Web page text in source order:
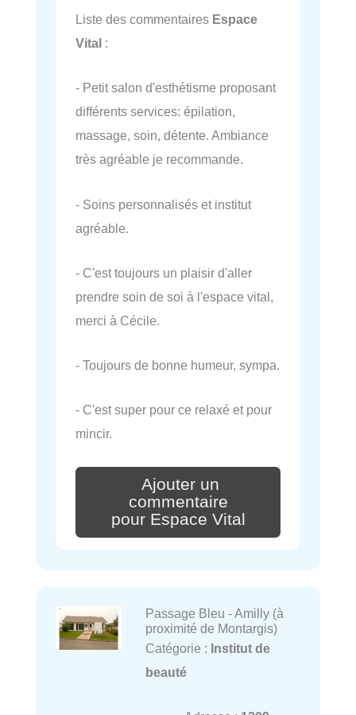
Liste des commentaires Espace
Vital :
- Petit salon d'esthétisme proposant
différents services: épilation,
massage, soin, détente. Ambiance
très agréable je recommande.
- Soins personnalisés et institut
agréable.
- C'est toujours un plaisir d'aller
prendre soin de soi à l'espace vital,
merci à Cécile.
- Toujours de bonne humeur, sympa.
- C'est super pour ce relaxé et pour
mincir.
Ajouter un
commentaire
pour Espace Vital
Passage Bleu - Amilly (à
proximité de Montargis)
Catégorie : Institut de
beauté